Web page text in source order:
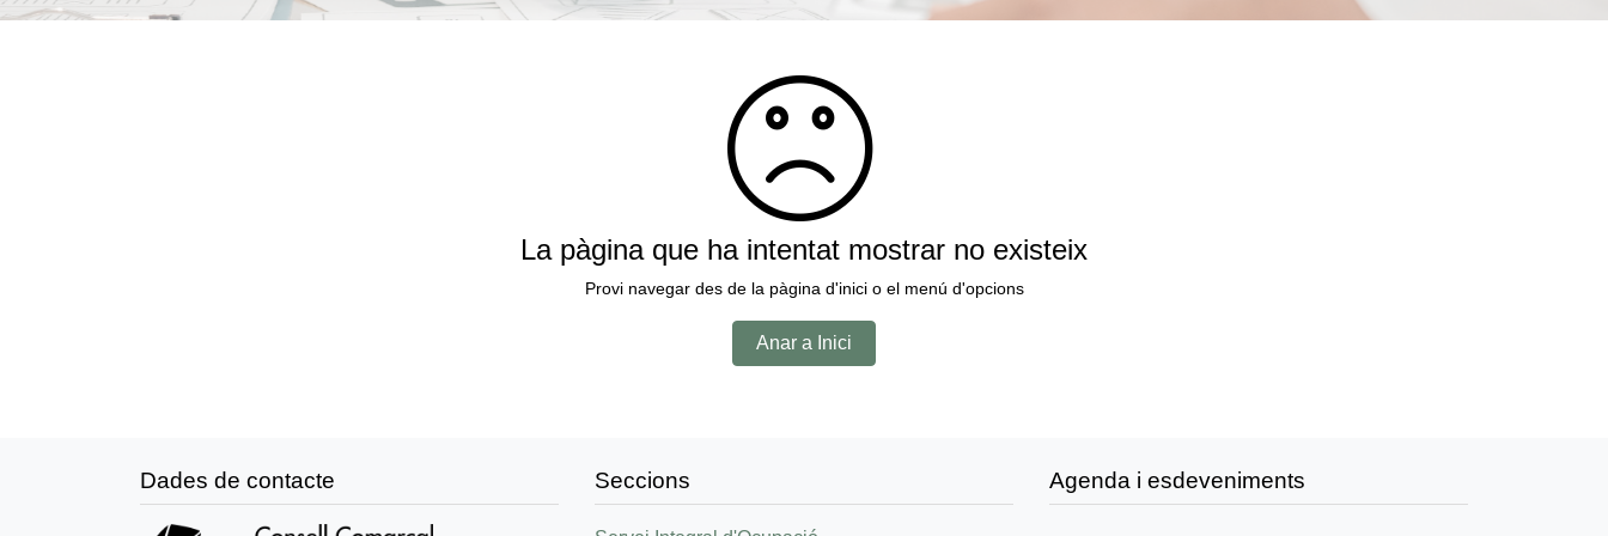
La pàgina que ha intentat mostrar no existeix
Provi navegar des de la pàgina d'inici o el menú d'opcions
Anar a Inici
Dades de contacte Seccions Agenda i esdeveniments